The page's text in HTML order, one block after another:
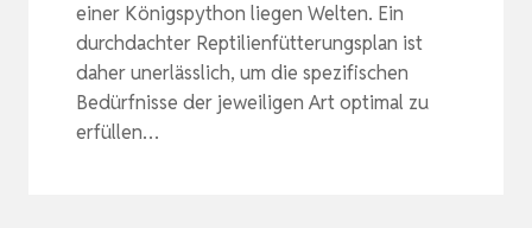
einer Königspython liegen Welten. Ein
durchdachter Reptilienfütterungsplan ist
daher unerlässlich, um die spezifischen
Bedürfnisse der jeweiligen Art optimal zu
erfüllen…